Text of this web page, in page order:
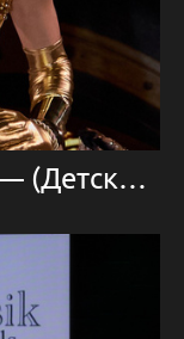
Kids Fashion Week 2025 — (Детская Неделя Моды)